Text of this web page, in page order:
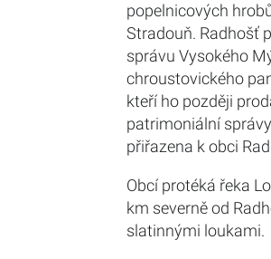
popelnicových
Stradouň. Radhošť
správu Vysokého
chroustovického
kteří ho později
patrimoniální
přiřazena k obci
Obcí protéká řeka
km severně od
slatinnými loukami.